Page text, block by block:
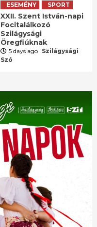
ESEMÉNY
SPORT
XXII. Szent István-napi
Focitalálkozó
Szilágysági
Öregfiúknak
5 days ago Szilágysági
Szó